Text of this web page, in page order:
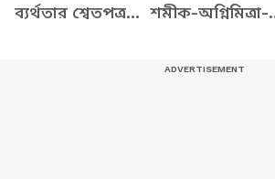
ব্যর্থতার শ্বেতপত্র
শমীক-অগ্নিমিত্রা-